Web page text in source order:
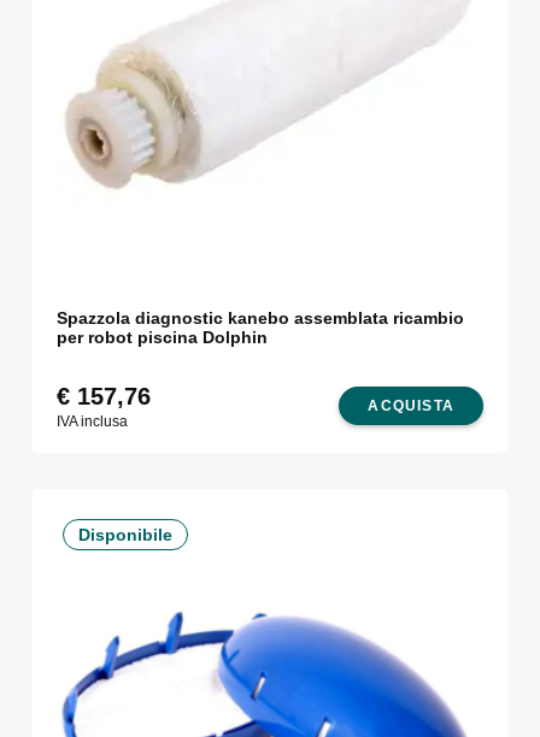
Spazzola diagnostic kanebo assemblata ricambio
per robot piscina Dolphin
ACQUISTA
€157,76
IVA inclusa
Disponibile